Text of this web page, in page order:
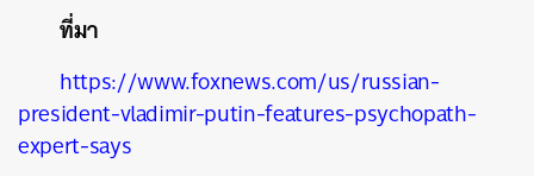
ที่มา
https://www.foxnews.com/us/russian-
president-vladimir-putin-features-psychopath-
expert-says